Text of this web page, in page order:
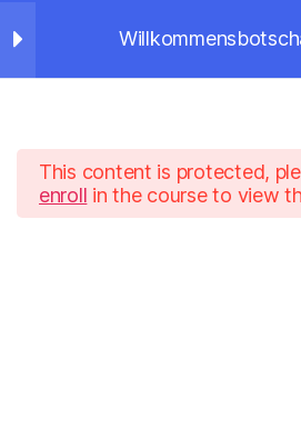
Suchen
Humanistische
Start
Humanistische
Weiterbildungsangebote
Was hat das mit
Humanismus zu tun?
This content is protected,
enroll in the course to view